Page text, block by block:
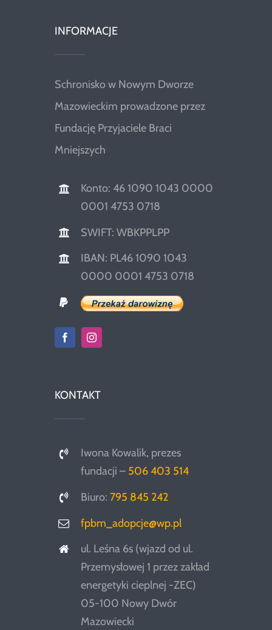
INFORMACJE
Schronisko w Nowym Dworze
Mazowieckim prowadzone przez
Fundację Przyjaciele Braci
Mniejszych
Konto: 46 1090 1043 0000
0001 4753 0718
SWIFT: WBKPPLPP
IBAN: PL46 1090 1043
0000 0001 4753 0718
KONTAKT
Iwona Kowalik, prezes
fundacji – 506 403 514
Biuro:795 845 242
fpbm_adopcje@wp.pl
ul. Leśna 6s (wjazd od ul.
Przemysłowej 1 przez zakład
energetyki cieplnej -ZEC)
05-100 Nowy Dwór
Mazowiecki